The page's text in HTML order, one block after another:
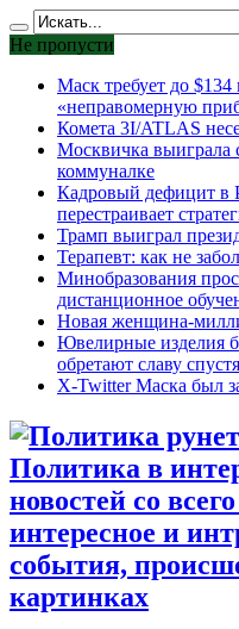
Не пропусти
Маск требует до
«неправомерную
Комета 3I/ATLAS
Москвичка выиграла
коммуналке
Кадровый дефицит в
перестраивает
Трамп выиграл
Терапевт: как не
Минобразования
дистанционное
Новая женщина-
Ювелирные изделия
обретают славу
X-Twitter Маска был
Политика в
новостей со
интересное и
события,
картинках